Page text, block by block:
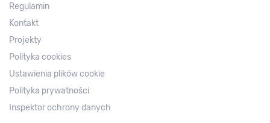
Regulamin
Kontakt
Projekty
Polityka cookies
Ustawienia plików cookie
Polityka prywatności
Inspektor ochrony danych